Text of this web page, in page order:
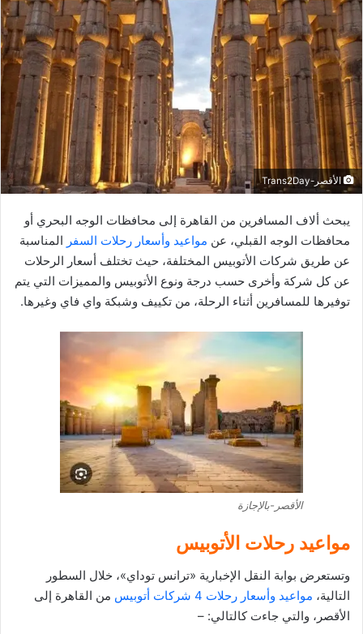
ل
ب
ر
ي
د
ا
إ
ل
ت
و
ن
ي
ا
الأقصر-Trans2Day
يبحث ألاف المسافرين من القاهرة إلى محافظات الوجه البحري أو
محافظات الوجه القبلي، عن مواعيد وأسعار رحلات السفر المناسبة
عن طريق شركات الأتوبيس المختلفة، حيث تختلف أسعار الرحلات
عن كل شركة وأخرى حسب درجة ونوع الأتوبيس والمميزات التي يتم
توفيرها للمسافرين أثناء الرحلة، من تكييف وشبكة واي فاي وغيرها.
الأقصر-بالإجازة
مواعيد رحلات الأتوبيس
وتستعرض بوابة النقل الإخبارية «ترانس توداي»، خلال السطور
التالية، مواعيد وأسعار رحلات 4 شركات أتوبيس
من القاهرة إلى
الأقصر، والتي جاءت كالتالي: –